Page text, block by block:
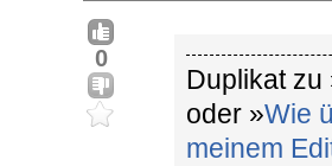
0
Duplikat zu
oder »Wie
meinem